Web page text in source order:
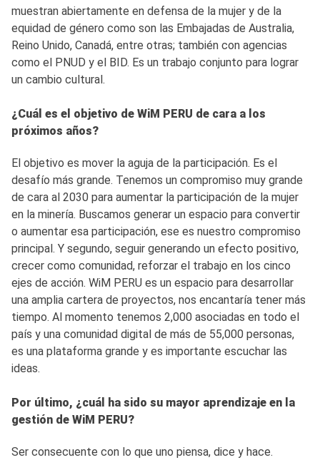
muestran abiertamente en defensa de la mujer y de la
equidad de género como son las Embajadas de Australia,
Reino Unido, Canadá, entre otras; también con agencias
como el PNUD y el BID. Es un trabajo conjunto para lograr
un cambio cultural.
¿Cuál es el objetivo de WiM PERU de cara a los
próximos años?
El objetivo es mover la aguja de la participación. Es el
desafío más grande. Tenemos un compromiso muy grande
de cara al 2030 para aumentar la participación de la mujer
en la minería. Buscamos generar un espacio para convertir
o aumentar esa participación, ese es nuestro compromiso
principal. Y segundo, seguir generando un efecto positivo,
crecer como comunidad, reforzar el trabajo en los cinco
ejes de acción. WiM PERU es un espacio para desarrollar
una amplia cartera de proyectos, nos encantaría tener más
tiempo. Al momento tenemos 2,000 asociadas en todo el
país y una comunidad digital de más de 55,000 personas,
es una plataforma grande y es importante escuchar las
ideas.
Por último, ¿cuál ha sido su mayor aprendizaje en la
gestión de WiM PERU?
Ser consecuente con lo que uno piensa, dice y hace.